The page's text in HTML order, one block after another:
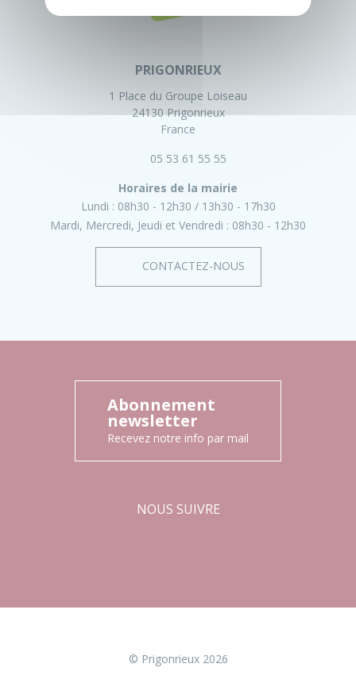
PRIGONRIEUX
1 Place du Groupe Loiseau
24130 Prigonrieux
France
05 53 61 55 55
Horaires de la mairie
Lundi : 08h30 - 12h30
13h30 - 17h30
Mardi, Mercredi, Jeudi et Vendredi : 08h30 - 12h30
CONTACTEZ-NOUS
Abonnement
newsletter
Recevez notre info par mail
NOUS SUIVRE
© Prigonrieux 2026